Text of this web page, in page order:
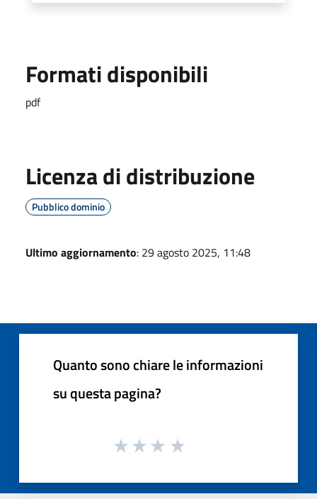
Formati disponibili
pdf
Licenza di distribuzione
Pubblico dominio
Ultimo aggiornamento: 29 agosto 2025, 11:48
Quanto sono chiare le informazioni
su questa pagina?